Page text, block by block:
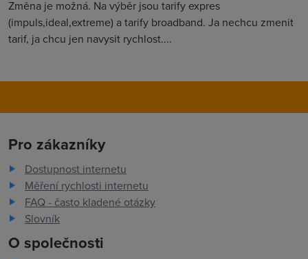
Změna je možná. Na výběr jsou tarify expres
(impuls,ideal,extreme) a tarify broadband. Ja nechcu zmenit
tarif, ja chcu jen navysit rychlost....
Pro zákazníky
Dostupnost internetu
Měření rychlosti internetu
FAQ - často kladené otázky
Slovník
O společnosti